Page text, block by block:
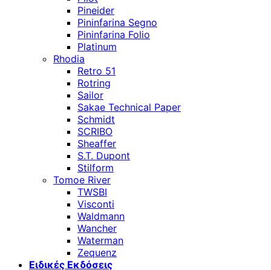
Pineider
Pininfarina Segno
Pininfarina Folio
Platinum
Rhodia
Retro 51
Rotring
Sailor
Sakae Technical Paper
Schmidt
SCRIBO
Sheaffer
S.T. Dupont
Stilform
Tomoe River
TWSBI
Visconti
Waldmann
Wancher
Waterman
Zequenz
Ειδικές Εκδόσεις